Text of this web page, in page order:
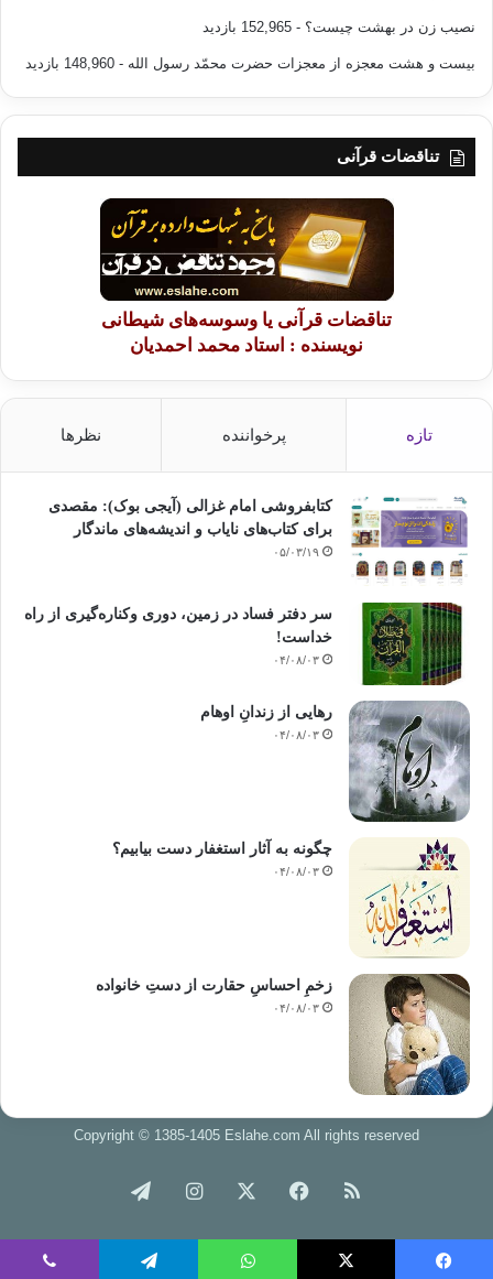
– سعید نورسی، نویسنده همین مقاله می باشد
پرهیزکاری عمل نیک
نصیب زن در بهشت چیست؟ - 152,965 بازدید
بیست و هشت معجزه از معجزات حضرت محمّد رسول الله - 148,960 بازدید
تناقضات قرآنی
تناقضات قرآنی یا وسوسه‌های شیطانی
نویسنده : استاد محمد احمدیان
تازه پرخواننده نظرها
کتابفروشی امام غزالی (آیجی بوک): مقصدی
برای کتاب‌های نایاب و اندیشه‌های ماندگار
۰۵/۰۳/۱۹
سر دفتر فساد در زمین‌، دوری وکناره‌گیری از راه
خداست‌!
۰۴/۰۸/۰۳
رهایی از زندانِ اوهام
۰۴/۰۸/۰۳
چگونه به آثار استغفار دست بیابیم؟
۰۴/۰۸/۰۳
زخمِ احساسِ حقارت از دستِ خانواده
۰۴/۰۸/۰۳
Copyright © 1385-1405 Eslahe.com All rights reserved
خوراک فیس
بوک
اینستاگرام